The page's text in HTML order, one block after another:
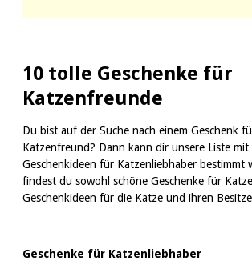
10 tolle Geschenke für
Katzenfreunde
Du bist auf der Suche nach einem Geschenk
Katzenfreund? Dann kann dir unsere Liste
Geschenkideen für Katzenliebhaber bestimmt
findest du sowohl schöne Geschenke für
Geschenkideen für die Katze und ihren
Geschenke für Katzenliebhaber